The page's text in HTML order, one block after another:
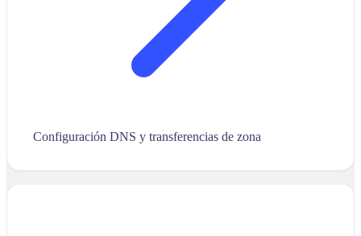
Configuración DNS y transferencias de zona